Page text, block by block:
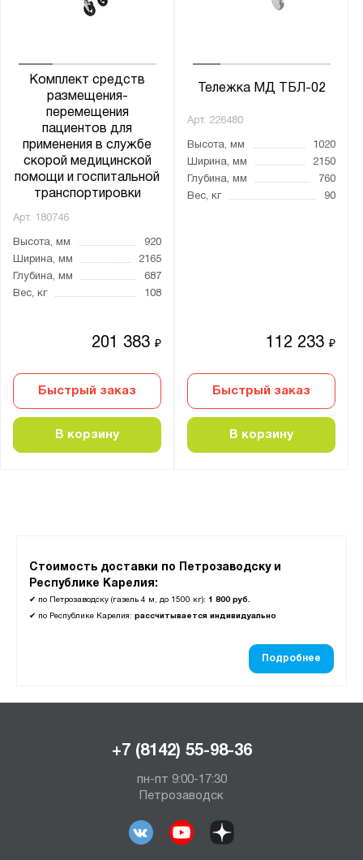
Стоимость доставки по Петрозаводску и
Республике Карелия:
✔ по Петрозаводску (газель 4 м, до 1500 кг): 1 800 руб.
✔ по Республике Карелия: рассчитывается индивидуально
Подробнее
Комплект средств
размещения-
перемещения
пациентов для
применения в службе
скорой медицинской
помощи и госпитальной
транспортировки
Арт. 180746
Высота, мм
920
Ширина, мм
2165
Глубина, мм
687
Вес, кг
108
201 383₽
Быстрый заказ
В корзину
Тележка МД ТБЛ-02
Арт. 226480
Высота, мм
1020
Ширина, мм
2150
Глубина, мм
760
Вес, кг
90
112 233₽
Быстрый заказ
В корзину
+7 (8142) 55-98-36
пн-пт 9:00-17:30
Петрозаводск